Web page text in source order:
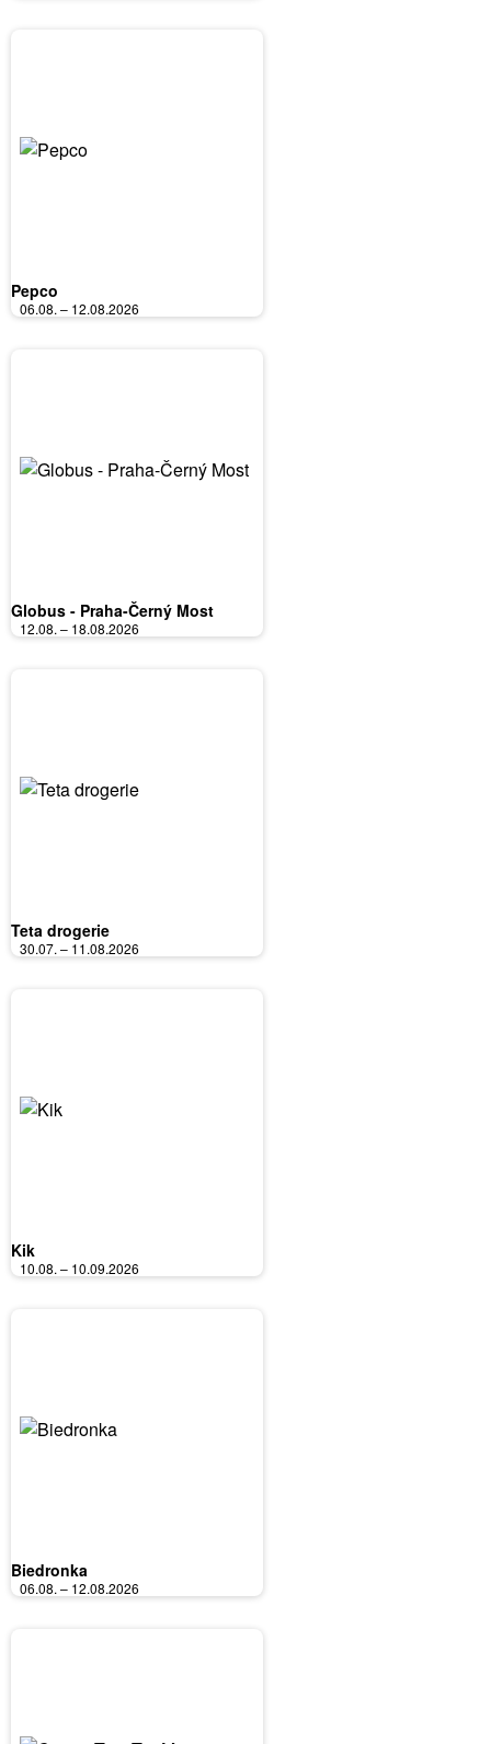
Pepco
06.08. – 12.08.2026
Globus - Praha-Černý Most
12.08. – 18.08.2026
Teta drogerie
30.07. – 11.08.2026
Kik
10.08. – 10.09.2026
Biedronka
06.08. – 12.08.2026